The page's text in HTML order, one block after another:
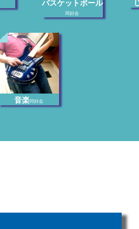
バスケットボール
同好会
音楽同好会